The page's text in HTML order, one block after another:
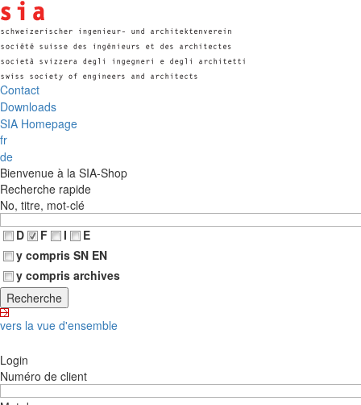
Contact
Downloads
SIA Homepage
fr
de
Bienvenue à la SIA-Shop
Recherche rapide
No, titre, mot-clé
D
F I
E
y compris SN EN
y compris archives
vers la vue d'ensemble
Login
Numéro de client